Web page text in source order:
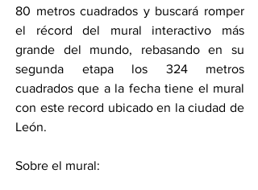
80 metros cuadrados y buscará romper
el récord del mural interactivo más
grande del mundo, rebasando en su
segunda etapa los 324 metros
cuadrados que a la fecha tiene el mural
con este record ubicado en la ciudad de
León.
Sobre el mural: